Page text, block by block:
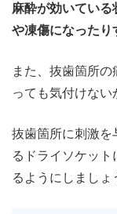
麻酔が効いてい
や凍傷になったり
また、抜歯箇所
っても気付けない
抜歯箇所に刺激を
るドライソケッ
るようにしましょ